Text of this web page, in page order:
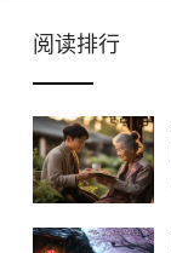
阅读排行